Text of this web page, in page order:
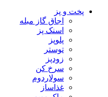
پخت و پز
اجاق گاز مبله
اسنک پز
پلوپز
توستر
زودپز
سرخ کن
سولاردوم
غذاساز